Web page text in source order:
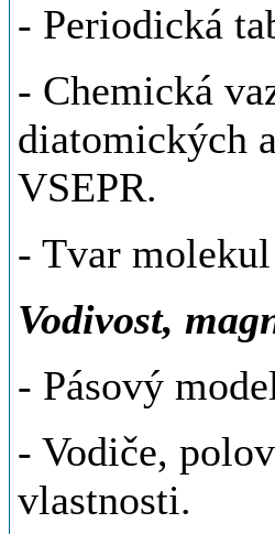
- Periodická
- Chemická
diatomických
VSEPR.
- Tvar
Vodivost,
- Pásový
- Vodiče,
vlastnosti.